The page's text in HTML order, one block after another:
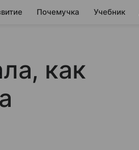
Почемучка Учебник
как